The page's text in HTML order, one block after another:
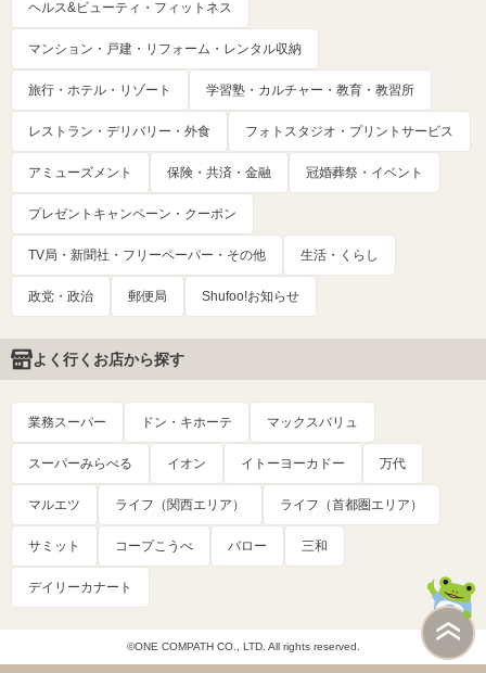
ヘルス&ビューティ・フィットネス
マンション・戸建・リフォーム・レンタル収納
旅行・ホテル・リゾート 学習塾・カルチャー・教育・教習所
レストラン・デリバリー・外食 フォトスタジオ・プリントサービス
アミューズメント 保険・共済・金融 冠婚葬祭・イベント
プレゼントキャンペーン・クーポン
TV局・新聞社・フリーペーパー・その他 生活・くらし
政党・政治 郵便局 Shufoo!お知らせ
よく行くお店から探す
業務スーパー ドン・キホーテ マックスバリュ
スーパーみらべる イオン イトーヨーカドー 万代
マルエツ ライフ（関西エリア） ライフ（首都圏エリア）
サミット コープこうべ バロー 三和
デイリーカナート
©ONE COMPATH CO., LTD. All rights reserved.